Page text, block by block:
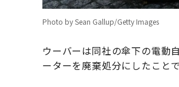
Photo by Sean Gallup/Getty Images
ウーバーは同社の傘下の電動
ーターを廃棄処分にしたこと